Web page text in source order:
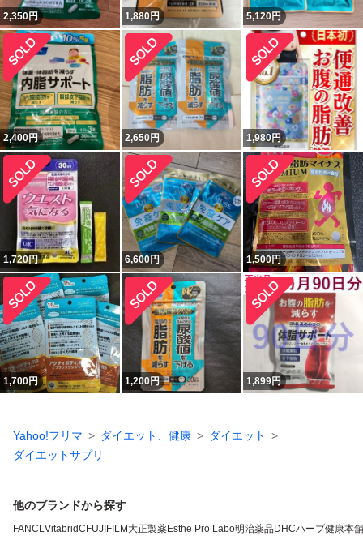
2,350円 1,880円 5,120円
2,400円 2,650円 1,980円
1,720円 6,600円 1,500円
1,700円 1,200円 1,899円
Yahoo!フリマ ダイエット、健康
ダイエット
ダイエットサプリ
他のブランドから探す
FANCLVitabridC FUJIFILM 大正製薬Esthe Pro Labo明治薬品DHCハーブ健康本舗